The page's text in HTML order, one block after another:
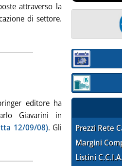
attraverso la
di settore.
editore ha
Giavarini in
12/09/08). Gli
Sezione:
Sezione:
Prezzi Rete
Margini
Listini